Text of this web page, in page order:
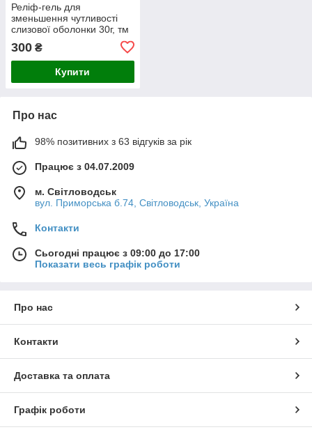
Реліф-гель для
зменьшення чутливості
слизової оболонки 30г, тм
300 ₴
Купити
Про нас
98% позитивних з 63 відгуків за рік
Працює з 04.07.2009
м. Світловодськ
вул. Приморська б.74, Світловодськ, Україна
Контакти
Сьогодні працює з 09:00 до 17:00
Показати весь графік роботи
Про нас
Контакти
Доставка та оплата
Графік роботи